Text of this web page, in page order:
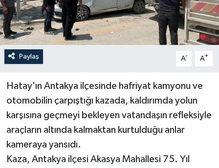
Paylaş A- A+
Hatay'ın Antakya ilçesinde hafriyat kamyonu ve
otomobilin çarpıştığı kazada, kaldırımda yolun
karşısına geçmeyi bekleyen vatandaşın refleksiyle
araçların altında kalmaktan kurtulduğu anlar
kameraya yansıdı.
Kaza, Antakya ilçesi Akasya Mahallesi 75. Yıl